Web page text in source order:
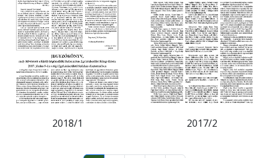
2018/1 2017/2